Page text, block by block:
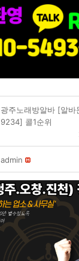
광주노래방알바 [알
9234] 콜1순위
admin